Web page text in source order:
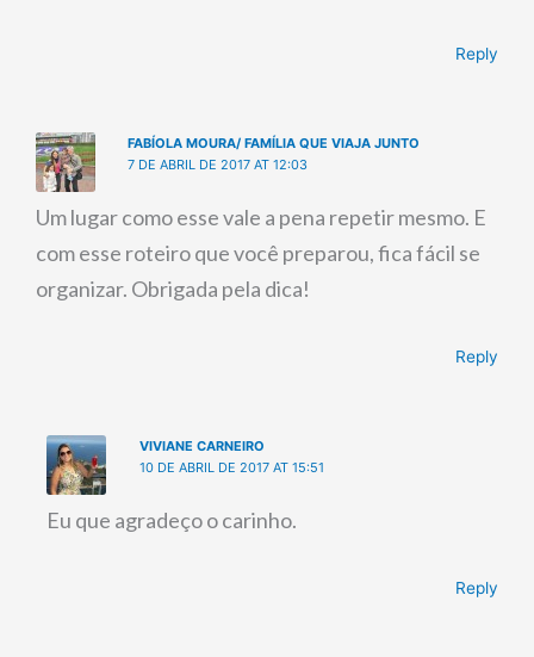
Reply
FABÍOLA MOURA/ FAMÍLIA QUE VIAJA JUNTO
7 DE ABRIL DE 2017 AT 12:03
Um lugar como esse vale a pena repetir mesmo. E
com esse roteiro que você preparou, fica fácil se
organizar. Obrigada pela dica!
Reply
VIVIANE CARNEIRO
10 DE ABRIL DE 2017 AT 15:51
Eu que agradeço o carinho.
Reply